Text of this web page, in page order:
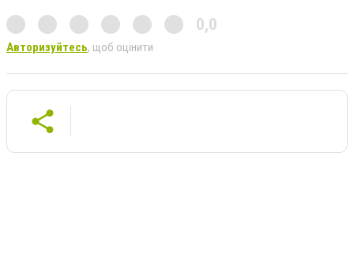
0,0
Авторизуйтесь, щоб оцінити